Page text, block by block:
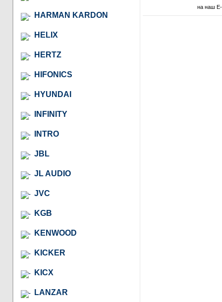
HARMAN KARDON
HELIX
HERTZ
HIFONICS
HYUNDAI
INFINITY
INTRO
JBL
JL AUDIO
JVC
KGB
KENWOOD
KICKER
KICX
LANZAR
на наш